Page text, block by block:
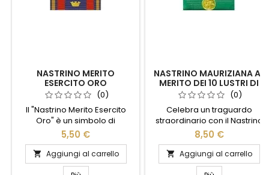
NASTRINO MERITO
ESERCITO ORO
(0)
Il "Nastrino Merito Esercito
Oro" è un simbolo di
eccellenza e dedizione,
progettato per onorare il
servizio straordinario
all'interno delle forze armate.
5,50 €
 Aggiungi al carrello
NASTRINO MAURIZIANA AL
MERITO DEI 10 LUSTRI DI
CARRIERA MILITARE
(0)
Celebra un traguardo
straordinario con il Nastrino
Mauriziana al Merito dei 10
lustri di carriera militare.
Questo distintivo onora 50
anni di dedizione e servizio
8,50 €
 Aggiungi al carrello